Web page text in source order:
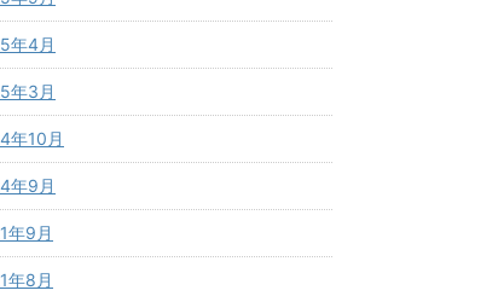
年4月
年3月
年10月
年9月
年9月
年8月